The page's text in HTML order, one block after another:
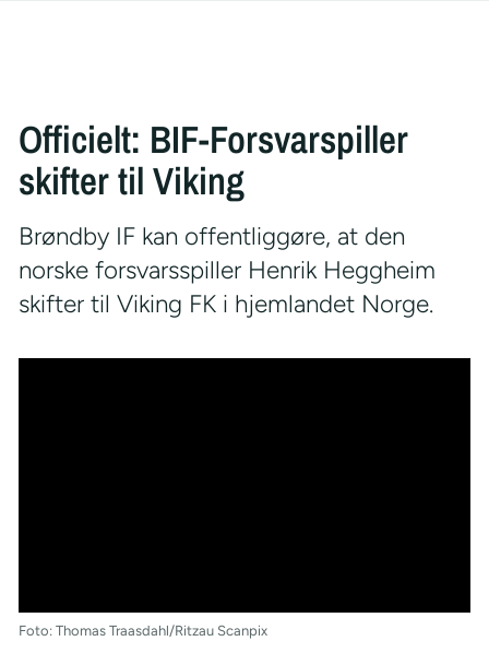
Officielt: BIF-Forsvarspiller
skifter til Viking
Brøndby IF kan offentliggøre, at den
norske forsvarsspiller Henrik Heggheim
skifter til Viking FK i hjemlandet Norge.
Foto: Thomas Traasdahl/Ritzau Scanpix